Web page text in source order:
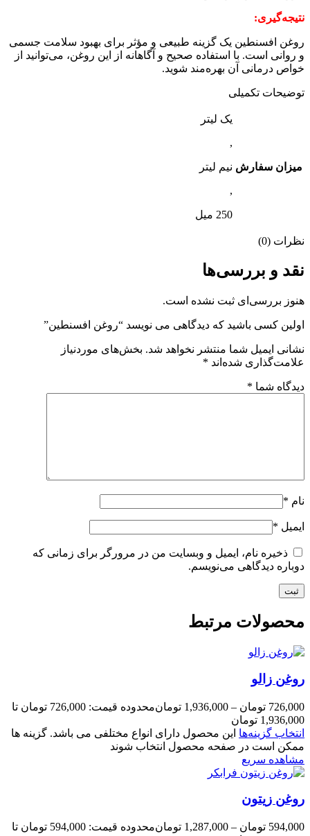
نتیجه‌گیری:
روغن افسنطین یک گزینه طبیعی و مؤثر برای بهبود سلامت جسمی
و روانی است. با استفاده صحیح و آگاهانه از این روغن، می‌توانید از
خواص درمانی آن بهره‌مند شوید.
توضیحات تکمیلی
میزان سفارش
یک لیتر
,
نیم لیتر
,
250 میل
نظرات (0)
نقد و بررسی‌ها
هنوز بررسی‌ای ثبت نشده است.
اولین کسی باشید که دیدگاهی می نویسد “روغن افسنطین”
نشانی ایمیل شما منتشر نخواهد شد. بخش‌های موردنیاز
علامت‌گذاری شده‌اند *
دیدگاه شما *
نام *
ایمیل *
ذخیره نام، ایمیل و وبسایت من در مرورگر برای زمانی که
دوباره دیدگاهی می‌نویسم.
محصولات مرتبط
روغن زالو
726,000 تومان –
1,936,000 تومان
محدوده قیمت: 726,000 تومان تا
1,936,000 تومان
انتخاب گزینه‌ها این محصول دارای انواع مختلفی می باشد. گزینه ها
ممکن است در صفحه محصول انتخاب شوند
مشاهده سریع
روغن زیتون
594,000 تومان –
1,287,000 تومان
محدوده قیمت: 594,000 تومان تا